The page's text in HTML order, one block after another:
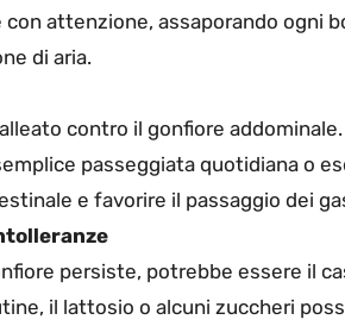
con attenzione, assaporando ogni
di aria.
contro il gonfiore addominale.
passeggiata quotidiana o
e favorire il passaggio dei
persiste, potrebbe essere il
il lattosio o alcuni zuccheri